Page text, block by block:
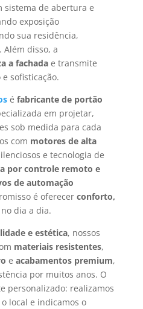
sistema de abertura e
exposição
sua residência,
disso, a
a fachadae transmite
sofisticação.
é fabricante de portão
em projetar,
sob medida para cada
com motores de alta
e tecnologia de
por controle remoto e
de automação
é oferecer conforto,
dia a dia.
e estética, nossos
materiais resistentes,
e acabamentos premium,
por muitos anos. O
personalizado: realizamos
local e indicamos o